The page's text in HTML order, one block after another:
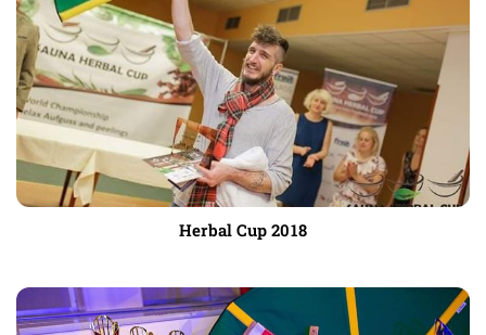
Herbal Cup 2018